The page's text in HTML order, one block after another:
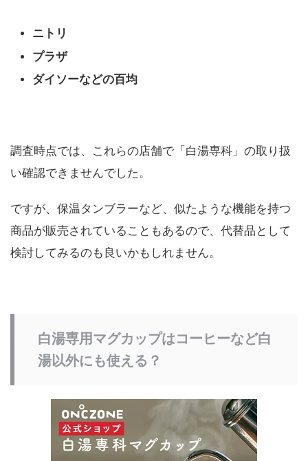
ニトリ
プラザ
ダイソーなどの百均
調査時点では、これらの店舗で「白湯専科」の取り扱
い確認できませんでした。
ですが、保温タンブラーなど、似たような機能を持つ
商品が販売されていることもあるので、代替品として
検討してみるのも良いかもしれません。
白湯専用マグカップはコーヒーなど白
湯以外にも使える？